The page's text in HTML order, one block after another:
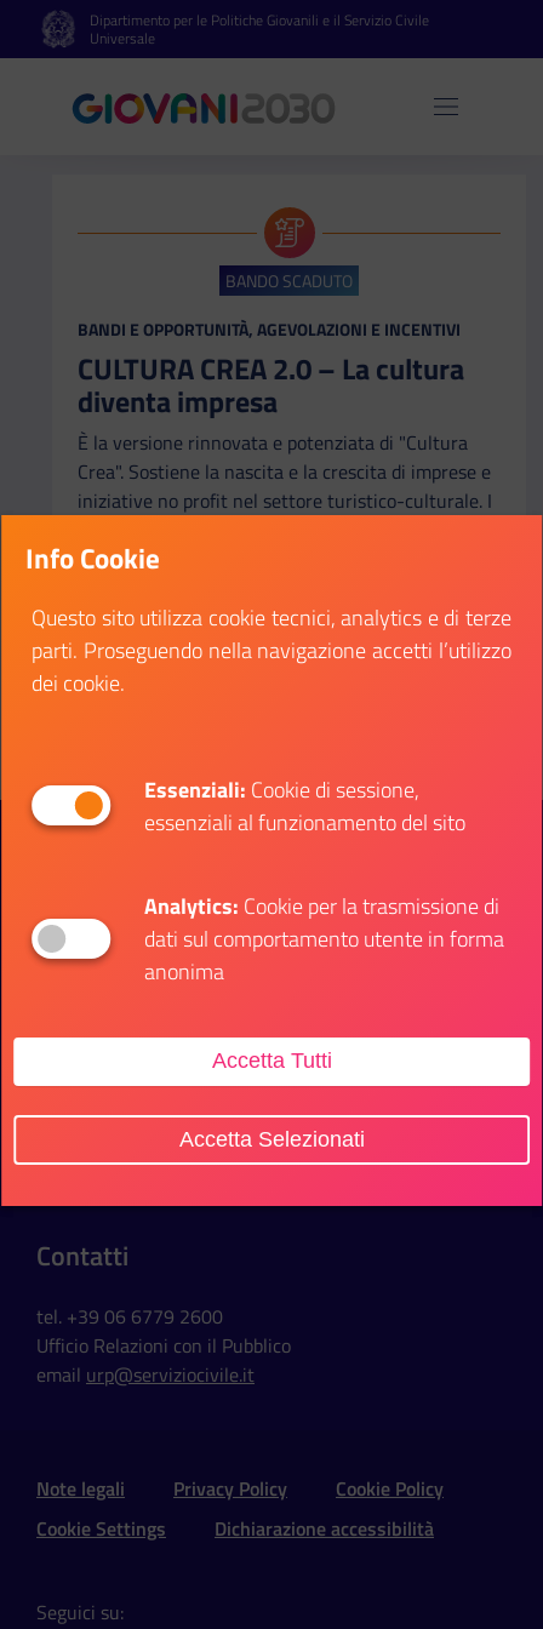
Vai al contenuto principale
Vai al footerDipartimento per le Politiche Giovanili e il Servizio Civile
Universale
Apri
BANDO SCADUTO
CATEGORIA:
BANDI E OPPORTUNITÀ, AGEVOLAZIONI E INCENTIVI
CULTURA CREA 2.0 – La cultura
diventa impresa
È la versione rinnovata e potenziata di "Cultura
Crea". Sostiene la nascita e la crescita di imprese e
iniziative no profit nel settore turistico-culturale. I
Calabria, Campania, Puglia e Sicilia.
Data inizio:
26 aprile 2021
Data fine:
31 dicembre 2023
Vai al bando
Presidenza del Consiglio dei Ministri
Contatti
Sede Ufficio
Via della Ferratella in Laterano, 51
Contatti
tel. +39 06 6779 2600
Ufficio Relazioni con il Pubblico
email urp@serviziocivile.it
Sezione Link Utili e Social
Note legali Privacy Policy
Cookie Policy
Cookie Settings
Dichiarazione accessibilità
Seguici su:
Info Cookie
Questo sito utilizza cookie tecnici, analytics e di terze
parti. Proseguendo nella navigazione accetti l’utilizzo
dei cookie.
Essenziali: Cookie di sessione,
essenziali al funzionamento del sito
Analytics: Cookie per la trasmissione di
dati sul comportamento utente in forma
anonima
Accetta Tutti
Accetta Selezionati